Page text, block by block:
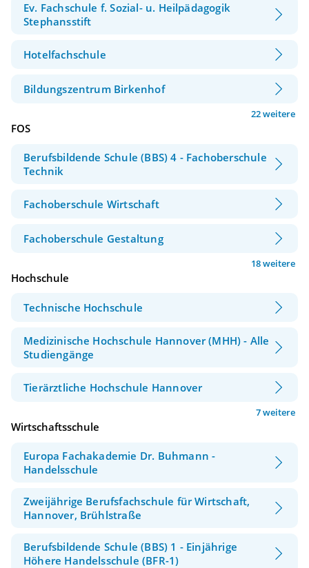
Ev. Fachschule f. Sozial- u. Heilpädagogik
Stephansstift
Hotelfachschule
Bildungszentrum Birkenhof
22 weitere
FOS
Berufsbildende Schule (BBS) 4 - Fachoberschule
Technik
Fachoberschule Wirtschaft
Fachoberschule Gestaltung
18 weitere
Hochschule
Technische Hochschule
Medizinische Hochschule Hannover (MHH) - Alle
Studiengänge
Tierärztliche Hochschule Hannover
7 weitere
Wirtschaftsschule
Europa Fachakademie Dr. Buhmann -
Handelsschule
Zweijährige Berufsfachschule für Wirtschaft,
Hannover, Brühlstraße
Berufsbildende Schule (BBS) 1 - Einjährige
Höhere Handelsschule (BFR-1)